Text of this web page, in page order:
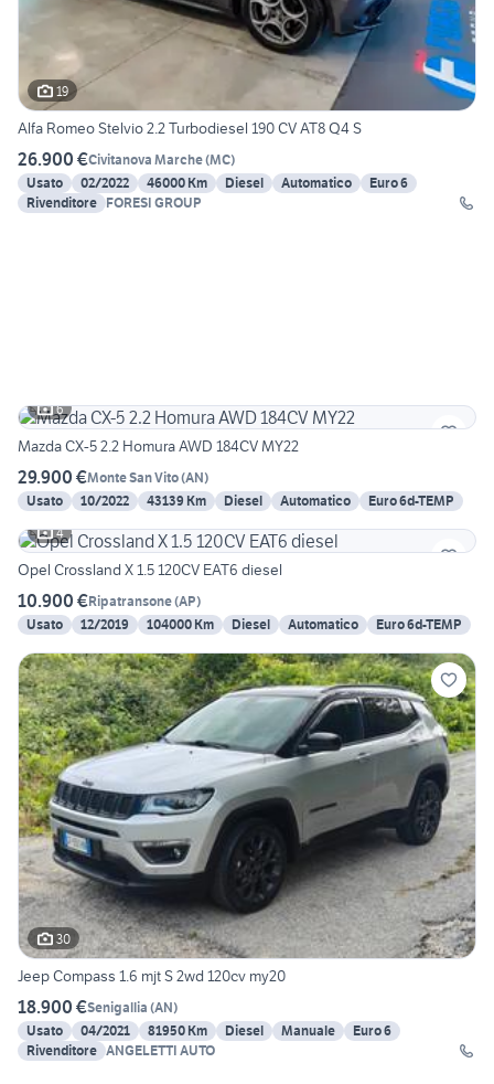
19
Alfa Romeo Stelvio 2.2 Turbodiesel 190 CV AT8 Q4 S
26.900 €Civitanova Marche(MC)
Usato
02/2022 46000 Km Diesel Automatico
Euro 6
Rivenditore FORESI GROUP
6
Mazda CX-5 2.2 Homura AWD 184CV MY22
29.900 €Monte San Vito(AN)
Usato
10/2022 43139 Km Diesel Automatico
Euro 6d-TEMP
4
Opel Crossland X 1.5 120CV EAT6 diesel
10.900 €Ripatransone(AP)
Usato
12/2019 104000 Km Diesel Automatico Euro 6d-TEMP
30
Jeep Compass 1.6 mjt S 2wd 120cv my20
18.900 €Senigallia (AN)
Usato
04/2021 81950 Km Diesel Manuale
Euro 6
Rivenditore ANGELETTI AUTO